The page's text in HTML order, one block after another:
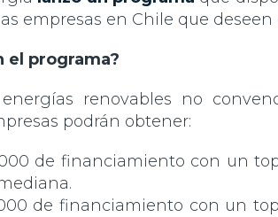
empresas en Chile que
el programa?
renovables no
podrán obtener:
de financiamiento con un
de financiamiento con un